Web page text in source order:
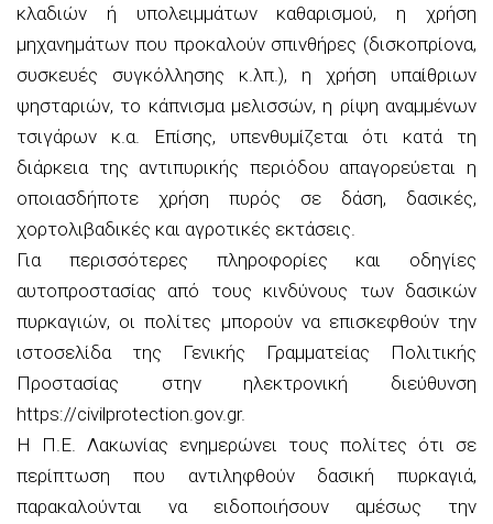
κλαδιών ή υπολειμμάτων καθαρισμού, η χρήση
μηχανημάτων που προκαλούν σπινθήρες (δισκοπρίονα,
συσκευές συγκόλλησης κ.λπ.), η χρήση υπαίθριων
ψησταριών, το κάπνισμα μελισσών, η ρίψη αναμμένων
τσιγάρων κ.α. Επίσης, υπενθυμίζεται ότι κατά τη
διάρκεια της αντιπυρικής περιόδου απαγορεύεται η
οποιασδήποτε χρήση πυρός σε δάση, δασικές,
χορτολιβαδικές και αγροτικές εκτάσεις.
Για περισσότερες πληροφορίες και οδηγίες
αυτοπροστασίας από τους κινδύνους των δασικών
πυρκαγιών, οι πολίτες μπορούν να επισκεφθούν την
ιστοσελίδα της Γενικής Γραμματείας Πολιτικής
Προστασίας στην ηλεκτρονική διεύθυνση
https://civilprotection.gov.gr.
Η Π.Ε. Λακωνίας ενημερώνει τους πολίτες ότι σε
περίπτωση που αντιληφθούν δασική πυρκαγιά,
παρακαλούνται να ειδοποιήσουν αμέσως την